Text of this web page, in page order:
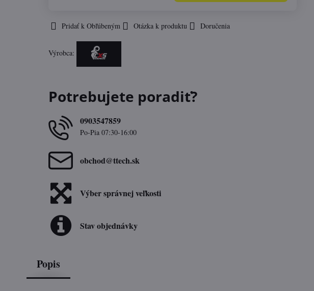
Pridať k Obľúbeným Otázka k produktu Doručenia
Výrobca:
Potrebujete poradiť?
0903547859
Po-Pia 07:30-16:00
obchod​@ttech​.sk
Výber správnej veľkosti
Stav objednávky
Popis